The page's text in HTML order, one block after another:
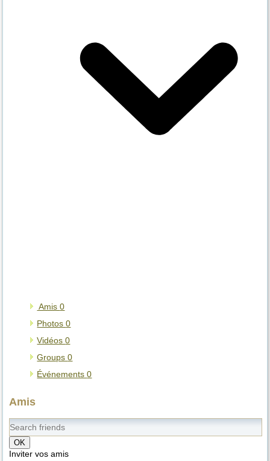
Amis0
Photos0
Vidéos0
Groups0
Événements0
Amis
OK
Inviter vos amis